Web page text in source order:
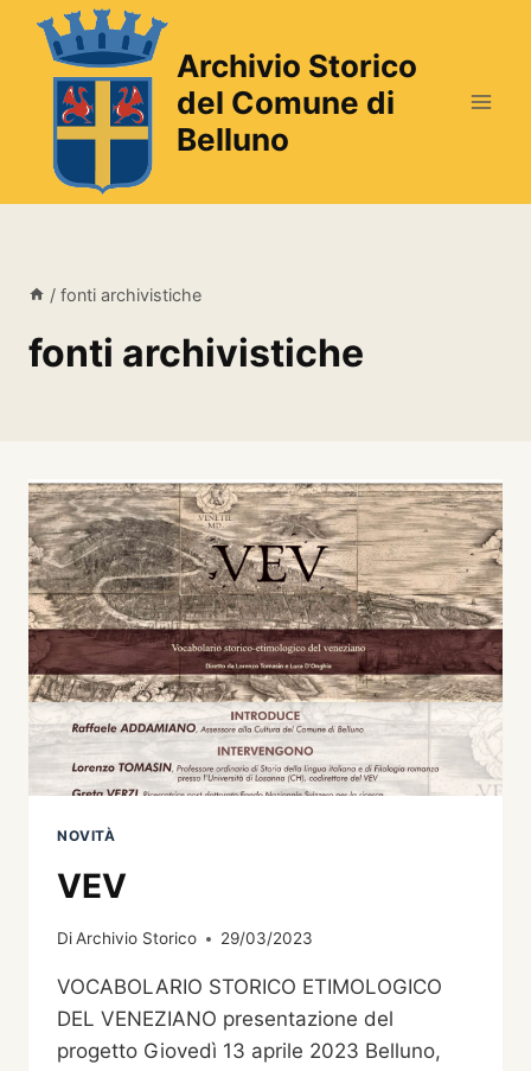
Salta
contenuto
Archivio Storico
del Comune di
Belluno
/ fonti archivistiche
fonti archivistiche
NOVITÀ
VEV
DiArchivio Storico 29/03/2023
VOCABOLARIO STORICO ETIMOLOGICO
DEL VENEZIANO presentazione del
progetto Giovedì 13 aprile 2023 Belluno,